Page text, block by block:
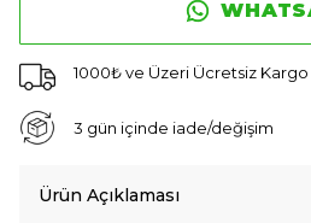
1000₺ ve Üzeri Ücretsiz Kargo
3 gün içinde iade/değişim
Ürün Açıklaması